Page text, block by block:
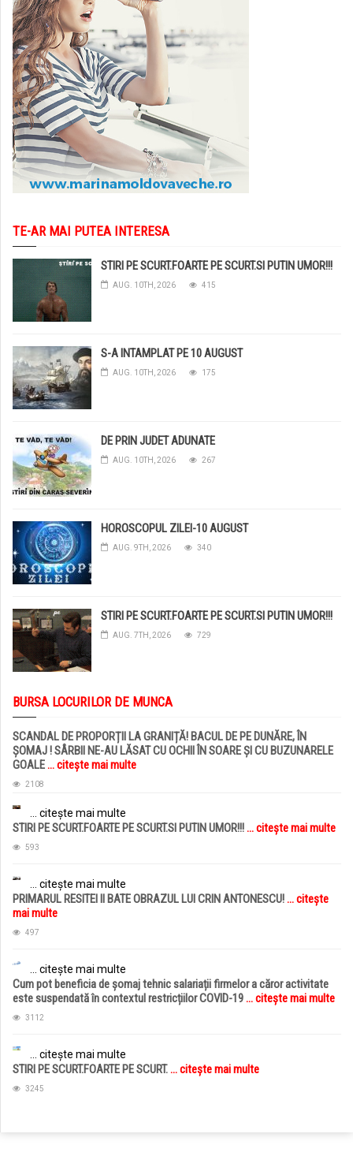
TE-AR MAI PUTEA INTERESA
STIRI PE SCURT.FOARTE PE SCURT.SI PUTIN UMOR!!!
AUG. 10TH, 2026 415
S-A INTAMPLAT PE 10 AUGUST
AUG. 10TH, 2026 175
DE PRIN JUDET ADUNATE
AUG. 10TH, 2026 267
HOROSCOPUL ZILEI-10 AUGUST
AUG. 9TH, 2026 340
STIRI PE SCURT.FOARTE PE SCURT.SI PUTIN UMOR!!!
AUG. 7TH, 2026 729
BURSA LOCURILOR DE MUNCA
SCANDAL DE PROPORȚII LA GRANIȚĂ! BACUL DE PE DUNĂRE, ÎN
ȘOMAJ ! SÂRBII NE-AU LĂSAT CU OCHII ÎN SOARE ȘI CU BUZUNARELE
GOALE... citește mai multe
2108
... citește mai multe
STIRI PE SCURT.FOARTE PE SCURT.SI PUTIN UMOR!!!... citește mai multe
593
... citește mai multe
PRIMARUL RESITEI II BATE OBRAZUL LUI CRIN ANTONESCU!... citește
mai multe
497
... citește mai multe
Cum pot beneficia de șomaj tehnic salariații firmelor a căror activitate
este suspendată în contextul restricțiilor COVID-19... citește mai multe
3112
... citește mai multe
STIRI PE SCURT.FOARTE PE SCURT.... citește mai multe
3245